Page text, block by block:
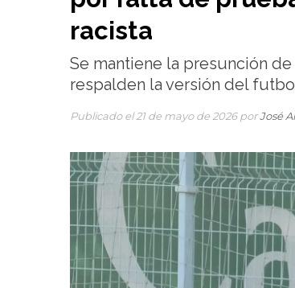
racista
Se mantiene la presunción
respalden la versión del
Publicado el 21 de mayo de 2026 porJosé